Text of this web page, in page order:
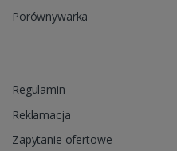
Porównywarka
Regulamin
Reklamacja
Zapytanie ofertowe